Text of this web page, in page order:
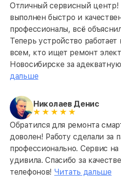
Отличный сервисный центр!
выполнен быстро и
профессионалы, всё
Теперь устройство
всем, кто ищет ремонт
Новосибирске за
дальше
Николаев Денис
Обратился для ремонта
доволен! Работу сделали за
профессионально. Сервис
удивила. Спасибо за
телефонов! Читать дальше